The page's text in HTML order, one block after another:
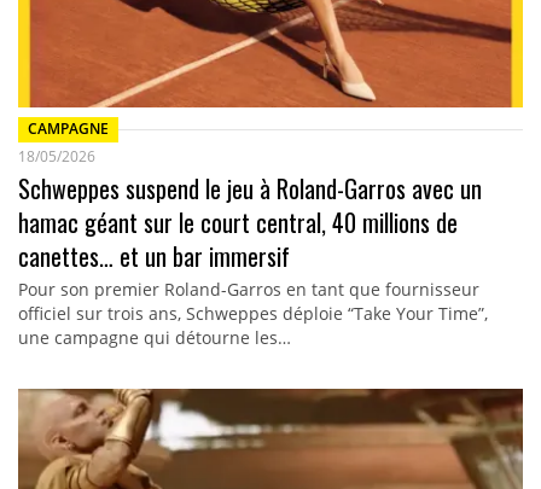
CAMPAGNE
18/05/2026
Schweppes suspend le jeu à Roland-Garros avec un
hamac géant sur le court central, 40 millions de
canettes… et un bar immersif
Pour son premier Roland-Garros en tant que fournisseur
officiel sur trois ans, Schweppes déploie “Take Your Time”,
une campagne qui détourne les…